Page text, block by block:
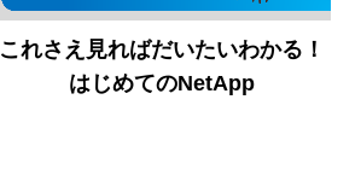
これさえ見ればだいたいわかる！
はじめてのNetApp